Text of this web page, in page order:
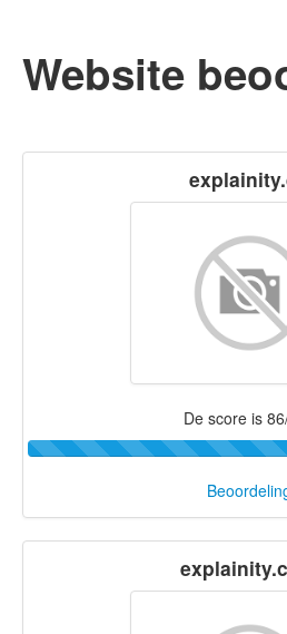
Website
De score is